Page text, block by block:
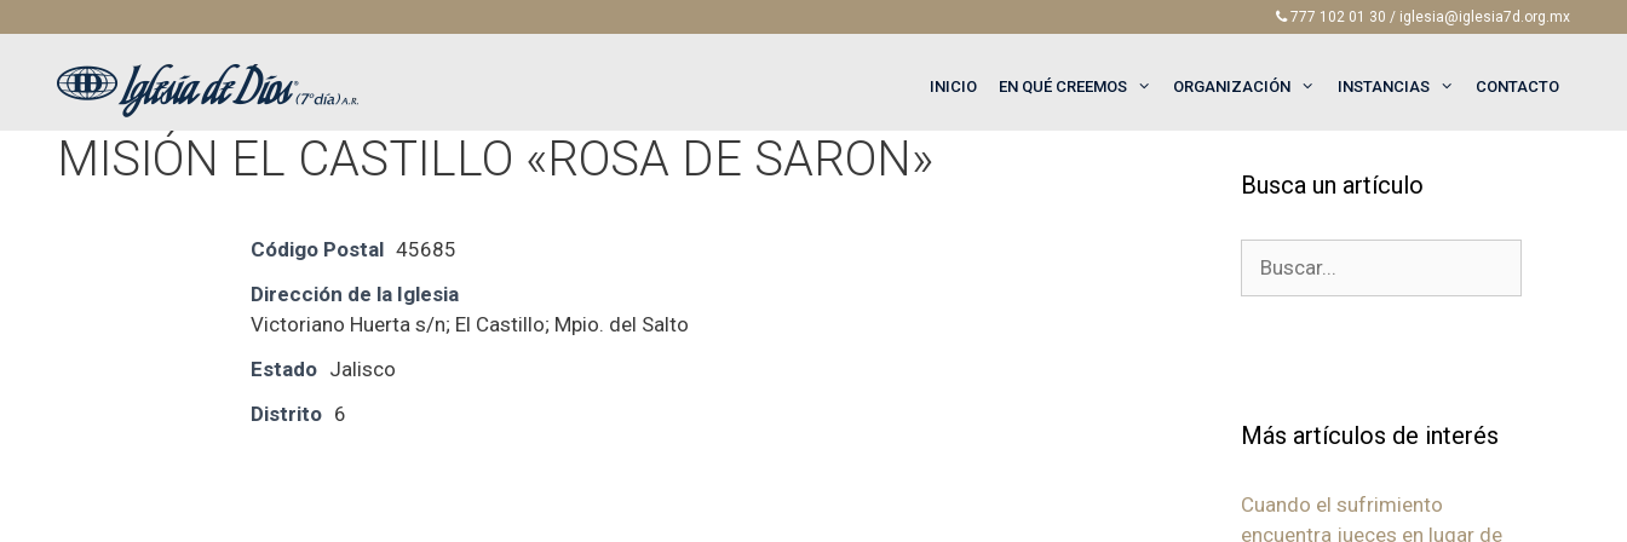
contenido
777 102 01 30 / iglesia@iglesia7d.org.mx
INICIO EN QUÉ CREEMOS ORGANIZACIÓN INSTANCIAS CONTACTO
MISIÓN EL CASTILLO «ROSA DE SARON»
Código Postal 45685
Dirección de la Iglesia
Victoriano Huerta s/n; El Castillo; Mpio. del Salto
Estado Jalisco
Distrito 6
Busca un artículo
Más artículos de interés
Cuando el sufrimiento
encuentra jueces en lugar de